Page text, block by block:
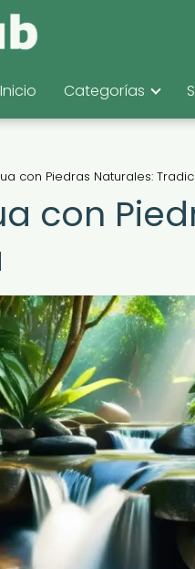
Inicio Categorías
con Piedras Naturales:
con